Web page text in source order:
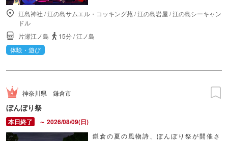
江島神社 /江の島サムエル・コッキング苑/江の島岩屋 /江の島シーキャン
ドル
片瀬江ノ島
15分/江ノ島
体験・遊び
神奈川県 鎌倉市
ぼんぼり祭
～ 2026/08/09(日)
鎌倉の夏の風物詩、ぼんぼり祭が開催さ